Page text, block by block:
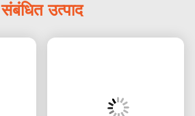
संबंधित उत्पाद